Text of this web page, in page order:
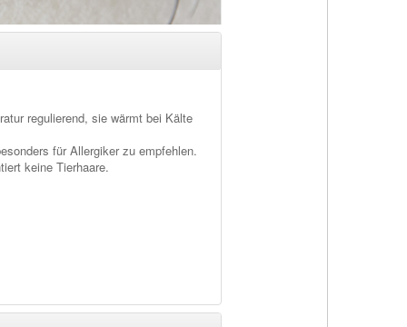
regulierend, sie wärmt bei Kälte
für Allergiker zu empfehlen.
keine Tierhaare.